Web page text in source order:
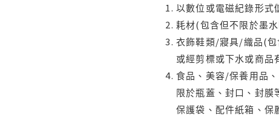
以數位或電磁紀錄形式
耗材(包含但不限於墨
衣飾鞋類/寢具/織品(包
或經剪標或下水或商品
食品、美容/保養用品
限於瓶蓋、封口、封膜
保護袋、配件紙箱、保